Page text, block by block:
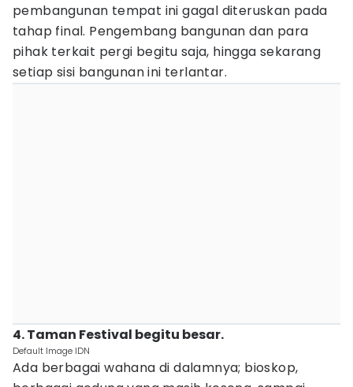
pembangunan tempat ini gagal diteruskan pada
tahap final. Pengembang bangunan dan para
pihak terkait pergi begitu saja, hingga sekarang
setiap sisi bangunan ini terlantar.
4. Taman Festival begitu besar.
Default Image IDN
Ada berbagai wahana di dalamnya; bioskop,